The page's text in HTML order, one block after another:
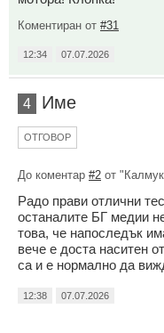
Коментиран от #31
12:34 07.07.2026
4 Име
ОТГОВОР
До коментар #2 от
Радо прави отлични
останалите БГ медии
това, че напоследък
вече е доста наситен
са и е нормално да
12:38 07.07.2026